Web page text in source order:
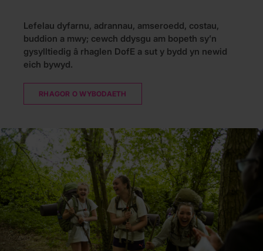
Lefelau dyfarnu, adrannau, amseroedd, costau,
buddion a mwy; cewch ddysgu am bopeth sy’n
gysylltiedig â rhaglen DofE a sut y bydd yn newid
eich bywyd.
RHAGOR O WYBODAETH